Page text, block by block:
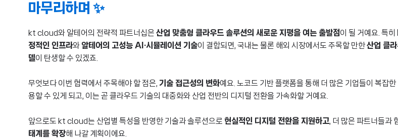
마무리하며 ✨
kt cloud와 알테어의 전략적 파트너십은 산업 맞춤형 클라우드 솔루션의 새로운 지평을 여는 출발점이 될 거예요. 특히
정적인 인프라와알테어의 고성능 AI·시뮬레이션 기술이 결합되면, 국내는 물론 해외 시장에서도 주목할 만한산업 클
델이 탄생할 수 있겠죠.
무엇보다 이번 협력에서 주목해야 할 점은, 기술 접근성의 변화예요. 노코드 기반 플랫폼을 통해 더 많은 기업들이 복잡
용할 수 있게 되고, 이는 곧 클라우드 기술의 대중화와 산업 전반의 디지털 전환을 가속화할 거예요.
앞으로도 kt cloud는 산업별 특성을 반영한 기술과 솔루션으로 현실적인 디지털 전환을 지원하고, 더 많은 파트너들과
태계를 확장해 나갈 계획이에요.